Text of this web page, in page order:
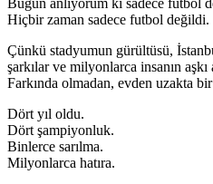
Bugün anlıyorum ki sadece futbol
Hiçbir zaman sadece futbol değildi.
Çünkü stadyumun gürültüsü,
şarkılar ve milyonlarca insanın aşkı
Farkında olmadan, evden uzakta
Dört yıl oldu.
Dört şampiyonluk.
Binlerce sarılma.
Milyonlarca hatıra.